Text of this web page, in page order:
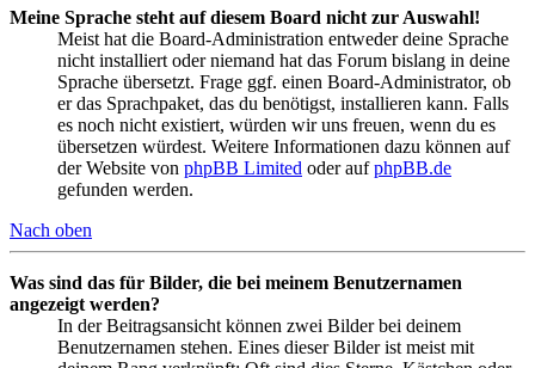
Meine Sprache steht auf diesem Board nicht zur Auswahl!
Meist hat die Board-Administration entweder deine Sprache
nicht installiert oder niemand hat das Forum bislang in deine
Sprache übersetzt. Frage ggf. einen Board-Administrator, ob
er das Sprachpaket, das du benötigst, installieren kann. Falls
es noch nicht existiert, würden wir uns freuen, wenn du es
übersetzen würdest. Weitere Informationen dazu können auf
der Website von phpBB Limited oder aufphpBB.de
gefunden werden.
Nach oben
Was sind das für Bilder, die bei meinem Benutzernamen
angezeigt werden?
In der Beitragsansicht können zwei Bilder bei deinem
Benutzernamen stehen. Eines dieser Bilder ist meist mit